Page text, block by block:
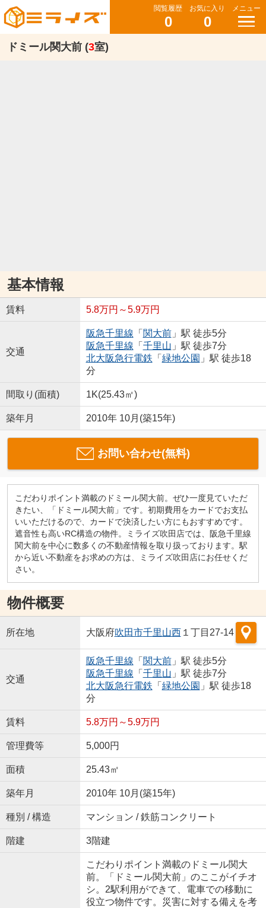
閲覧履歴
0
お気に入り
0
メニュー
ドミール関大前 (3室)
基本情報
賃料 5.8万円～5.9万円
交通
阪急千里線 「 関大前」駅 徒歩5分
阪急千里線 「 千里山 」駅 徒歩7分
北大阪急行電鉄 「 緑地公園 」駅 徒歩18
分
間取り(面積) 1K(25.43㎡)
築年月 2010年 10月(築15年)
お問い合わせ(無料)
こだわりポイント満載のドミール関大前。ぜひ一度見ていただ
きたい、「ドミール関大前」です。初期費用をカードでお支払
いいただけるので、カードで決済したい方にもおすすめです。
遮音性も高いRC構造の物件。ミライズ吹田店では、阪急千里線
関大前を中心に数多くの不動産情報を取り扱っております。駅
から近い不動産をお求めの方は、ミライズ吹田店にお任せくだ
さい。
物件概要
所在地 大阪府吹田市千里山西１丁目27-14
交通
阪急千里線 「 関大前」駅 徒歩5分
阪急千里線 「 千里山 」駅 徒歩7分
北大阪急行電鉄 「 緑地公園 」駅 徒歩18
分
賃料 5.8万円～5.9万円
管理費等 5,000円
面積 25.43㎡
築年月 2010年 10月(築15年)
種別 / 構造 マンション / 鉄筋コンクリート
階建 3階建
こだわりポイント満載のドミール関大
前。「ドミール関大前」のここがイチオ
シ。2駅利用ができて、電車での移動に
役立つ物件です。災害に対する備えを考